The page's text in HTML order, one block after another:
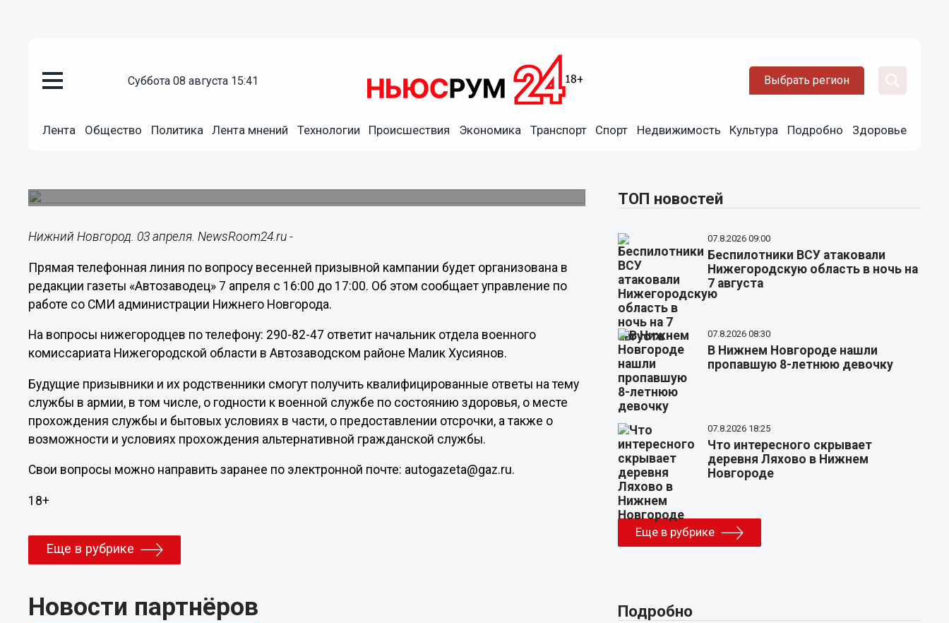
суббота 08 августа 15:41 Выбрать регион
Лента Общество Политика Лента мнений Технологии Происшествия Экономика Транспорт Спорт Недвижимость Культура Подробно Здоровье
Прямая телефонная линия по вопросам весенней призывной
Нижний Новгород. 03 апреля. NewsRoom24.ru -
Прямая телефонная линия по вопросу весенней призывной кампании будет организована в
редакции газеты «Автозаводец» 7 апреля с 16:00 до 17:00. Об этом сообщает управление по
работе со СМИ администрации Нижнего Новгорода.
На вопросы нижегородцев по телефону: 290-82-47 ответит начальник отдела военного
комиссариата Нижегородской области в Автозаводском районе Малик Хусиянов.
Будущие призывники и их родственники смогут получить квалифицированные ответы на тему
службы в армии, в том числе, о годности к военной службе по состоянию здоровья, о месте
прохождения службы и бытовых условиях в части, о предоставлении отсрочки, а также о
возможности и условиях прохождения альтернативной гражданской службы.
Свои вопросы можно направить заранее по электронной почте: autogazeta@gaz.ru.
18+
Еще в рубрике
Новости партнёров
ТОП новостей
07.8.2026 09:00
Беспилотники ВСУ атаковали
Нижегородскую область в ночь на
7 августа
07.8.2026 08:30
В Нижнем Новгороде нашли
пропавшую 8-летнюю девочку
07.8.2026 18:25
Что интересного скрывает
деревня Ляхово в Нижнем
Новгороде
Еще в рубрике
Подробно